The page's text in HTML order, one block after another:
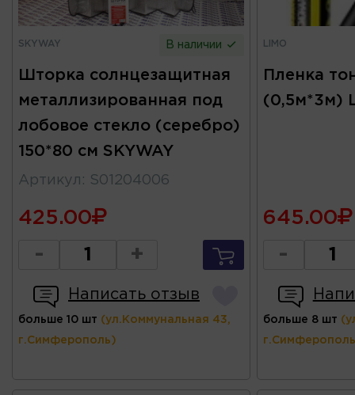
SKYWAY В наличии
Шторка солнцезащитная
металлизированная под
лобовое стекло (серебро)
150*80 см SKYWAY
Артикул : S01204006
425.00
- +
Написать отзыв
больше 10 шт (ул.Коммунальная 43,
г.Симферополь)
LIMO
Пленка
(0,5м*3м)
645.00
-
больше 8 шт